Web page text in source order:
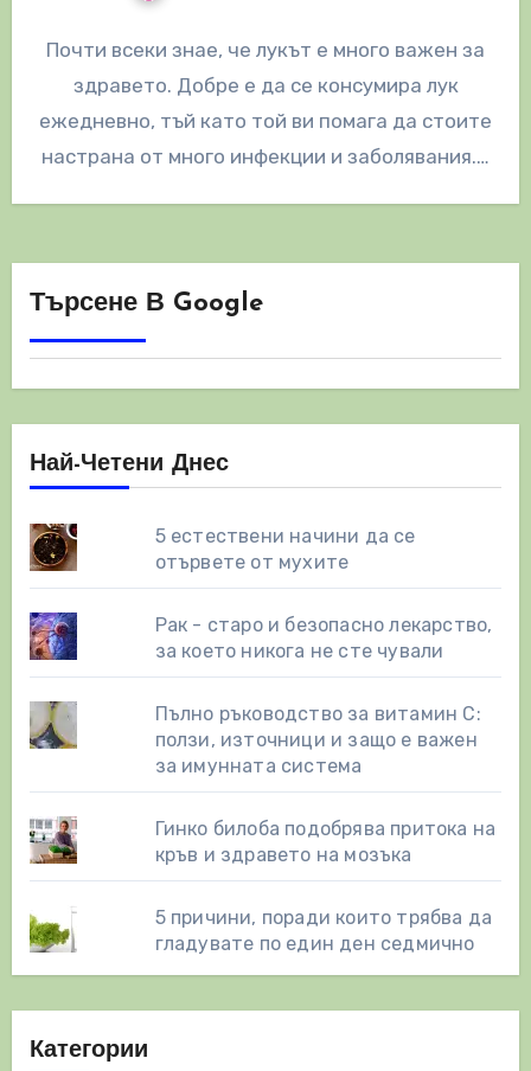
Почти всеки знае, че лукът е много важен за
здравето. Добре е да се консумира лук
ежедневно, тъй като той ви помага да стоите
настрана от много инфекции и заболявания.…
Търсене В Google
Най-Четени Днес
5 естествени начини да се
отървете от мухите
Рак - старо и безопасно лекарство,
за което никога не сте чували
Пълно ръководство за витамин С:
ползи, източници и защо е важен
за имунната система
Гинко билоба подобрява притока на
кръв и здравето на мозъка
5 причини, поради които трябва да
гладувате по един ден седмично
Категории